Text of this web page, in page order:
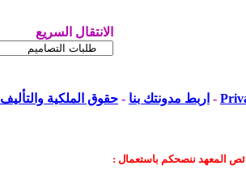
الانتقال السريع
- اربط مدونتك بنا - حقوق الملكية والتأليف
المعهد ننصحكم باستعمال :